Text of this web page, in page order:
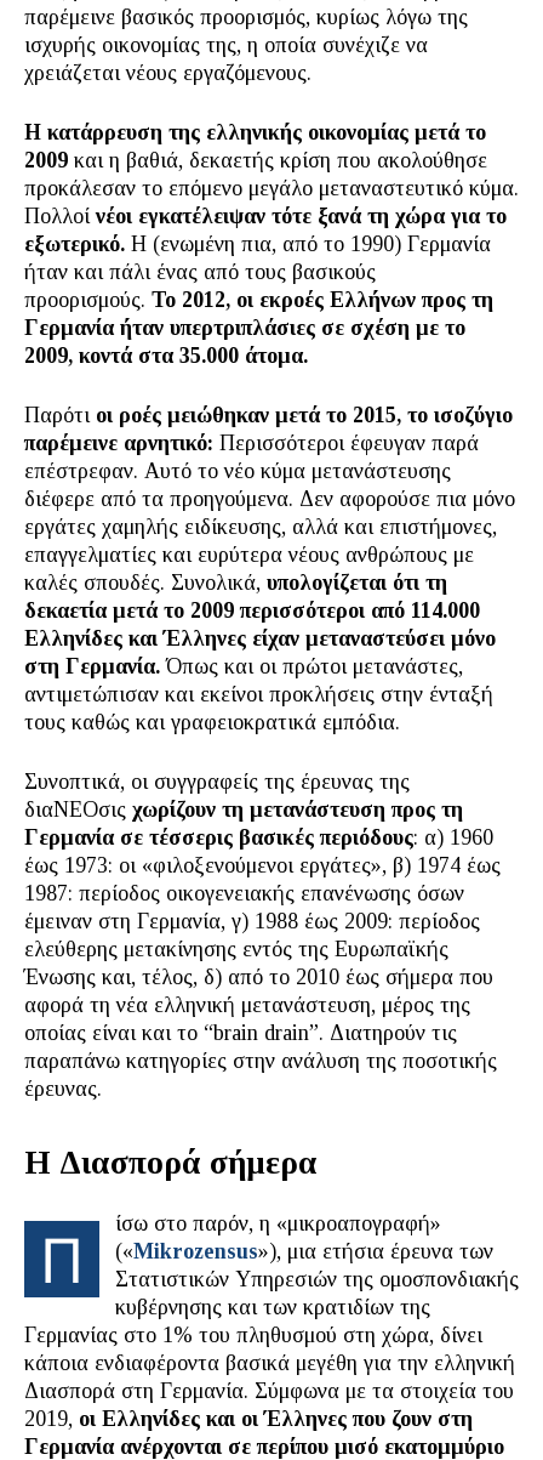
παρέμεινε βασικός προορισμός, κυρίως λόγω της
ισχυρής οικονομίας της, η οποία συνέχιζε να
χρειάζεται νέους εργαζόμενους.
Η κατάρρευση της ελληνικής οικονομίας μετά το
2009 και η βαθιά, δεκαετής κρίση που ακολούθησε
προκάλεσαν το επόμενο μεγάλο μεταναστευτικό κύμα.
Πολλοίνέοι εγκατέλειψαν τότε ξανά τη χώρα για το
εξωτερικό. Η (ενωμένη πια, από το 1990) Γερμανία
ήταν και πάλι ένας από τους βασικούς
προορισμούς. Το 2012, οι εκροές Ελλήνων προς τη
Γερμανία ήταν υπερτριπλάσιες σε σχέση με το
2009, κοντά στα 35.000 άτομα.
Παρότι οι ροές μειώθηκαν μετά το 2015, το ισοζύγιο
παρέμεινε αρνητικό: Περισσότεροι έφευγαν παρά
επέστρεφαν. Αυτό το νέο κύμα μετανάστευσης
διέφερε από τα προηγούμενα. Δεν αφορούσε πια μόνο
εργάτες χαμηλής ειδίκευσης, αλλά και επιστήμονες,
επαγγελματίες και ευρύτερα νέους ανθρώπους με
καλές σπουδές. Συνολικά, υπολογίζεται ότι τη
δεκαετία μετά το 2009 περισσότεροι από 114.000
Ελληνίδες και Έλληνες είχαν μεταναστεύσει μόνο
στη Γερμανία. Όπως και οι πρώτοι μετανάστες,
αντιμετώπισαν και εκείνοι προκλήσεις στην ένταξή
τους καθώς και γραφειοκρατικά εμπόδια.
Συνοπτικά, οι συγγραφείς της έρευνας της
διαΝΕΟσις χωρίζουν τη μετανάστευση προς τη
Γερμανία σε τέσσερις βασικές περιόδους: α) 1960
έως 1973: οι «φιλοξενούμενοι εργάτες», β) 1974 έως
1987: περίοδος οικογενειακής επανένωσης όσων
έμειναν στη Γερμανία, γ) 1988 έως 2009: περίοδος
ελεύθερης μετακίνησης εντός της Ευρωπαϊκής
Ένωσης και, τέλος, δ) από το 2010 έως σήμερα που
αφορά τη νέα ελληνική μετανάστευση, μέρος της
οποίας είναι και το “brain drain”. Διατηρούν τις
παραπάνω κατηγορίες στην ανάλυση της ποσοτικής
έρευνας.
Η Διασπορά σήμερα
Π
ίσω στο παρόν, η «μικροαπογραφή»
(«Mikrozensus»), μια ετήσια έρευνα των
Στατιστικών Υπηρεσιών της ομοσπονδιακής
κυβέρνησης και των κρατιδίων της
Γερμανίας στο 1% του πληθυσμού στη χώρα, δίνει
κάποια ενδιαφέροντα βασικά μεγέθη για την ελληνική
Διασπορά στη Γερμανία. Σύμφωνα με τα στοιχεία του
2019, οι Ελληνίδες και οι Έλληνες που ζουν στη
Γερμανία ανέρχονται σε περίπου μισό εκατομμύριο